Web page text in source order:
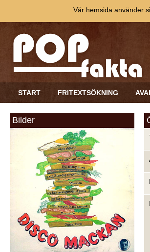
START FRITEXTSÖKNING
Bilder
Vår hemsida använder